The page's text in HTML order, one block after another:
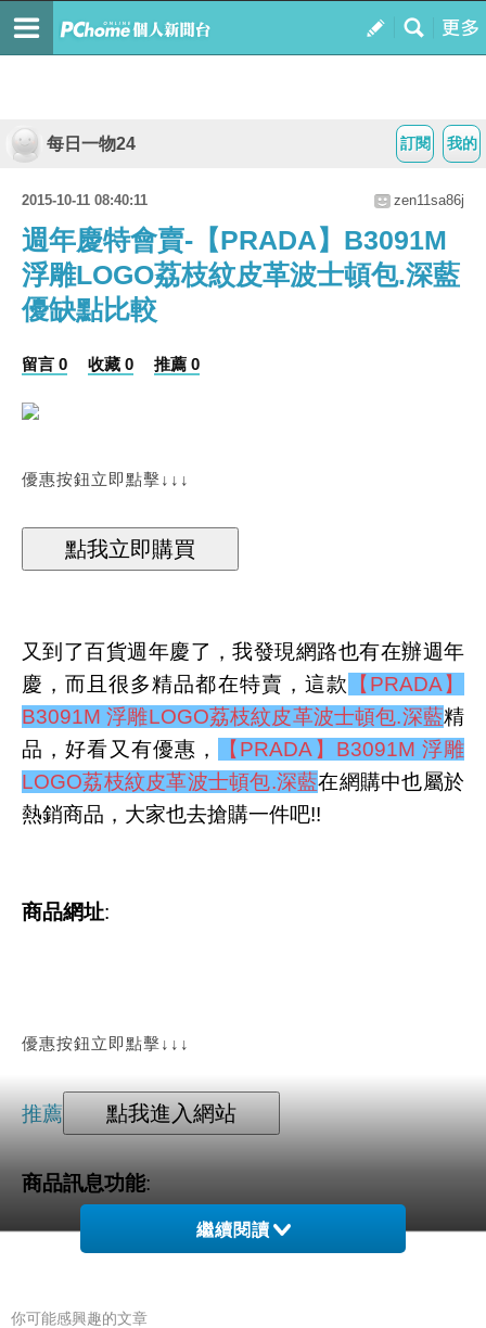
我的
訂閱
每日一物24
2015-10-11 08:40:11 zen11sa86j
週年慶特會賣-【PRADA】B3091M
浮雕LOGO荔枝紋皮革波士頓包.深藍
優缺點比較
留言 0 收藏 0 推薦 0
優惠按鈕立即點擊↓↓↓
又到了百貨週年慶了，我發現網路也有在辦週年
慶，而且很多精品都在特賣，這款 【PRADA】
B3091M 浮雕LOGO荔枝紋皮革波士頓包.深藍精
品，好看又有優惠，
【PRADA】B3091M 浮雕
LOGO荔枝紋皮革波士頓包.深藍在網購中也屬於
熱銷商品，大家也去搶購一件吧!!
商品網址:
優惠按鈕立即點擊↓↓↓
推薦
商品訊息功能:
商品訊息描述:試用文
精緻的浮雕logo，細緻柔軟的質感皮革，釋放出
繼續閱讀
你可能感興趣的文章